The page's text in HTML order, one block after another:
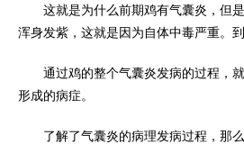
这就是为什么前期鸡有气囊炎，但是
浑身发紫，这就是因为自体中毒严重。
通过鸡的整个气囊炎发病的过程，就
形成的病症。
了解了气囊炎的病理发病过程，那么